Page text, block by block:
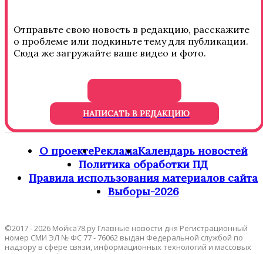
Отправьте свою новость в редакцию, расскажите
о проблеме или подкиньте тему для публикации.
Сюда же загружайте ваше видео и фото.
НАПИСАТЬ В РЕДАКЦИЮ
О проектеРекламаКалендарь новостей
Политика обработки ПД
Правила использования материалов сайта
Выборы-2026
©2017 - 2026 Мойка78.ру Главные новости дня Регистрационный
номер СМИ ЭЛ № ФС 77 - 76062 выдан Федеральной службой по
надзору в сфере связи, информационных технологий и массовых